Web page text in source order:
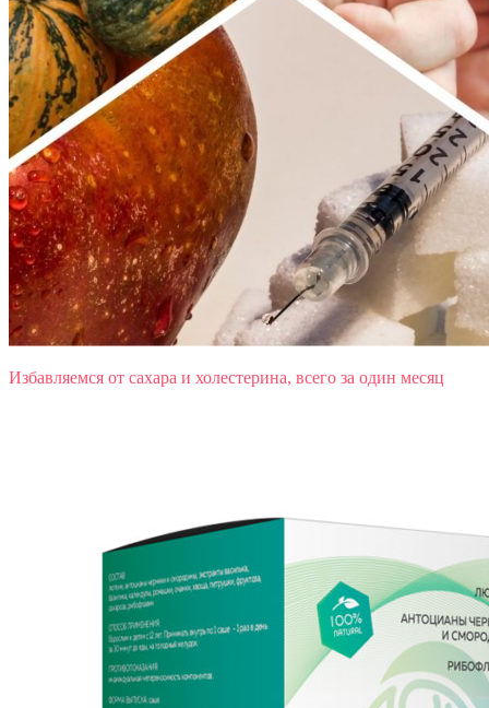
Избавляемся от сахара и холестерина, всего за один месяц